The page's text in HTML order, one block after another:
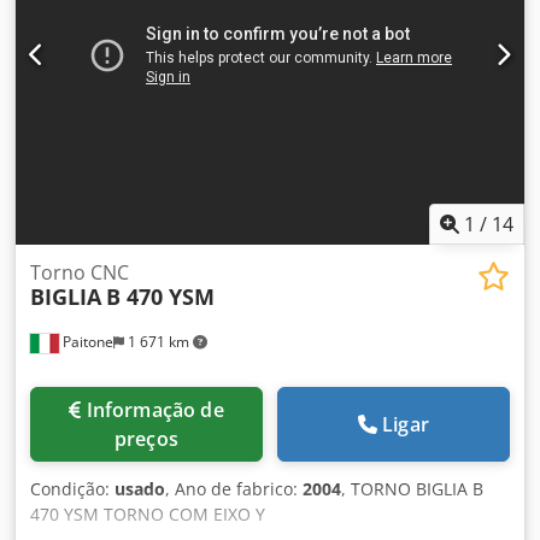
1 / 14
Paitone 1 671 km
Torno CNC
BIGLIA B 470 YSM
preços
Ligar
Condição: usado, Ano de fabrico: 2004, TORNO BIGLIA B
470 YSM TORNO COM EIXO Y